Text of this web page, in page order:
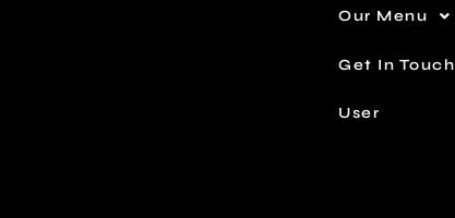
Our Menu
Get In Touch
User